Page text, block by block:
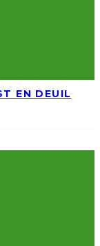
EN DEUIL